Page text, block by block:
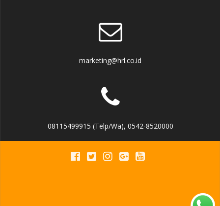
marketing@hrl.co.id
08115499915 (Telp/Wa), 0542-8520000